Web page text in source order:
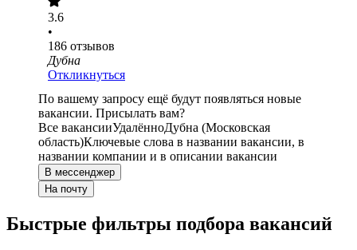
3.6
•
186 отзывов
Дубна
Откликнуться
По вашему запросу ещё будут появляться новые
вакансии. Присылать вам?
Все вакансииУдалённоДубна (Московская
область)Ключевые слова в названии вакансии, в
названии компании и в описании вакансии
В мессенджер
На почту
Быстрые фильтры подбора вакансий